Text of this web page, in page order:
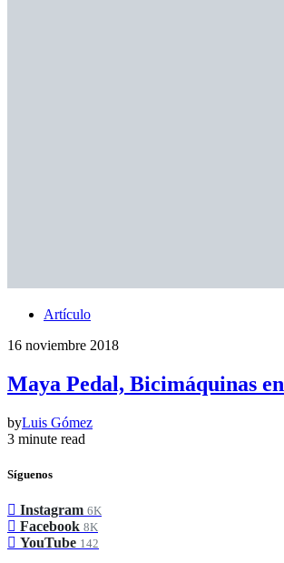
Artículo
16 noviembre 2018
Maya Pedal, Bicimáquinas
byLuis Gómez
3 minute read
Síguenos
Instagram 6K
Facebook 8K
YouTube 142